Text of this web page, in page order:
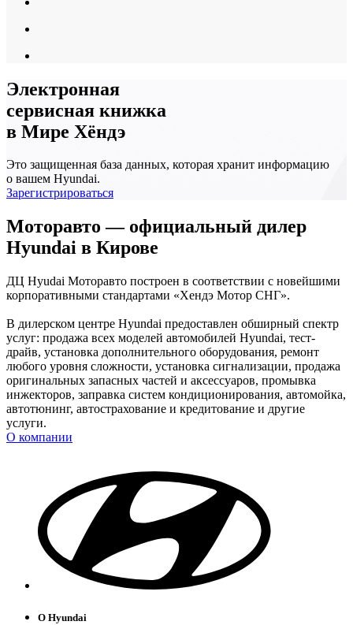
Электронная
сервисная книжка
в Мире Хёндэ
Это защищенная база данных, которая хранит информацию
о вашем Hyundai.
Зарегистрироваться
Моторавто — официальный дилер
Hyundai в Кирове
ДЦ Hyudai Моторавто построен в соответствии с новейшими
корпоративными стандартами «Хендэ Мотор СНГ».
В дилерском центре Hyundai предоставлен обширный спектр
услуг: продажа всех моделей автомобилей Hyundai, тест-
драйв, установка дополнительного оборудования, ремонт
любого уровня сложности, установка сигнализации, продажа
оригинальных запасных частей и аксессуаров, промывка
инжекторов, заправка систем кондиционирования, автомойка,
автотюнинг, автострахование и кредитование и другие
услуги.
О компании
О Hyundai